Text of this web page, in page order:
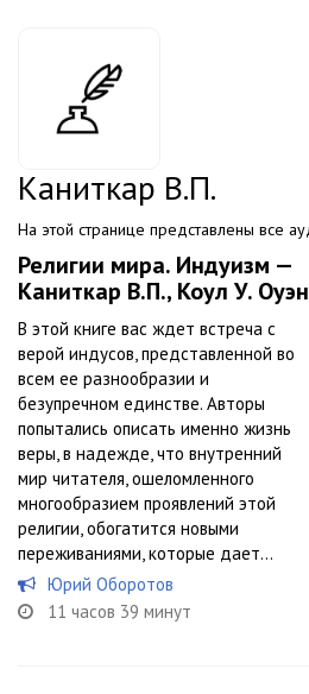
Каниткар В.П.
На этой странице представлены все
Религии мира. Индуизм —
Каниткар В.П., Коул У. Оуэн
В этой книге вас ждет встреча с
верой индусов, представленной во
всем ее разнообразии и
безупречном единстве. Авторы
попытались описать именно жизнь
веры, в надежде, что внутренний
мир читателя, ошеломленного
многообразием проявлений этой
религии, обогатится новыми
переживаниями, которые дает...
Юрий Оборотов
11 часов 39 минут